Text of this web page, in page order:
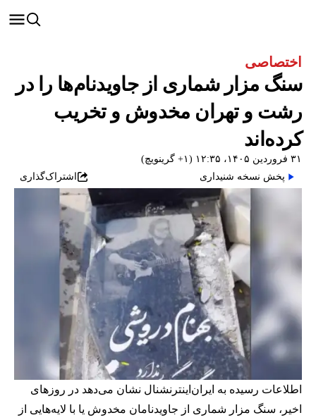
اختصاصی
سنگ مزار شماری از جاویدنام‌ها را در
رشت و تهران مخدوش و تخریب
کرده‌اند
۳۱ فروردین ۱۴۰۵، ۱۲:۳۵ (‎+۱ گرینویچ)
پخش نسخه شنیداری
اشتراک‌گذاری
اطلاعات رسیده به ایران‌اینترنشنال نشان می‌دهد در روزهای
اخیر، سنگ مزار شماری از جاویدنامان مخدوش یا با لایه‌هایی از